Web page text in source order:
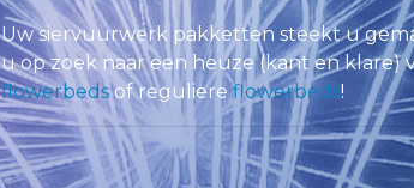
Uw siervuurwerk pakketten steekt u
u op zoek naar een heuze (kant en klare)
flowerbedsof reguliereflowerbeds!